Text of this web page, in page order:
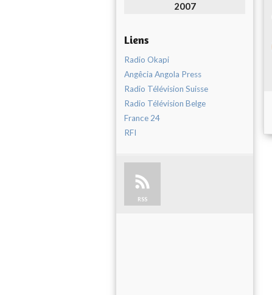
2007
Liens
Radio Okapi
Angêcia Angola Press
Radio Télévision Suisse
Radio Télévision Belge
France 24
RFI
RSS